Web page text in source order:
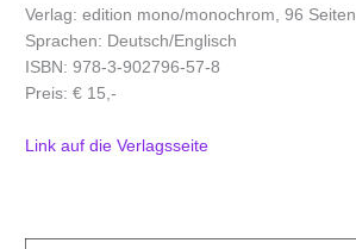
Verlag: edition mono/monochrom, 96
Sprachen: Deutsch/Englisch
ISBN: 978-3-902796-57-8
Preis: € 15,-
Link auf die Verlagsseite